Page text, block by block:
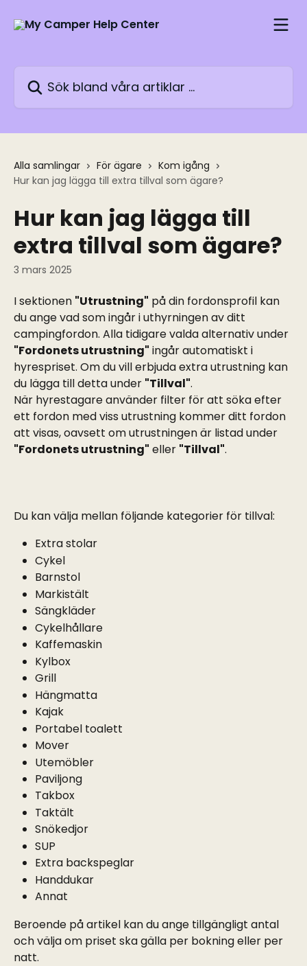
Alla samlingar För ägare
Kom igång
Hur kan jag lägga till extra tillval som ägare?
Hur kan jag lägga till
extra tillval som ägare?
3 mars 2025
I sektionen "Utrustning" på din fordonsprofil kan
du ange vad som ingår i uthyrningen av ditt
campingfordon. Alla tidigare valda alternativ under
"Fordonets utrustning" ingår automatiskt i
hyrespriset. Om du vill erbjuda extra utrustning kan
du lägga till detta under "Tillval".
När hyrestagare använder filter för att söka efter
ett fordon med viss utrustning kommer ditt fordon
att visas, oavsett om utrustningen är listad under
"Fordonets utrustning" eller "Tillval".
Du kan välja mellan följande kategorier för tillval:
Extra stolar
Cykel
Barnstol
Markistält
Sängkläder
Cykelhållare
Kaffemaskin
Kylbox
Grill
Hängmatta
Kajak
Portabel toalett
Mover
Utemöbler
Paviljong
Takbox
Taktält
Snökedjor
SUP
Extra backspeglar
Handdukar
Annat
Beroende på artikel kan du ange tillgängligt antal
och välja om priset ska gälla per bokning eller per
natt.